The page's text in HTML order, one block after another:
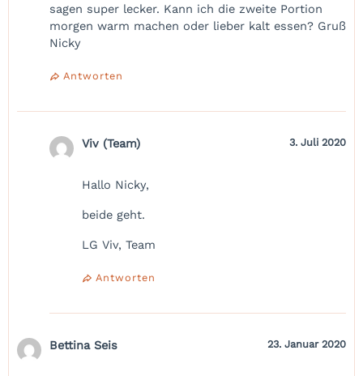
sagen super lecker. Kann ich die zweite Portion
morgen warm machen oder lieber kalt essen? Gruß
Nicky
Antworten
Viv (Team) 3. Juli 2020
Hallo Nicky,
beide geht.
LG Viv, Team
Antworten
Bettina Seis 23. Januar 2020